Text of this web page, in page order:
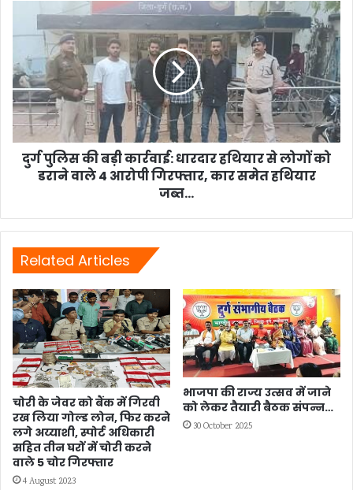
कसा
शिकंजा...
की
कार्रवाई:
धारदार
हथियार
से
लोगों
डराने
आरोपी
कार
समेत
हथियार
जब्त...
दुर्ग पुलिस की बड़ी कार्रवाई: धारदार हथियार से लोगों को
डराने वाले 4 आरोपी गिरफ्तार, कार समेत हथियार
जब्त...
Related Articles
चाेरी के जेवर को बैंक में गिरवी
रख लिया गोल्ड लोन, फिर करने
लगे अय्याशी, स्पोर्ट अधिकारी
सहित तीन घरों में चोरी करने
वाले 5 चोर गिरफ्तार
4 August 2023
भाजपा की राज्य उत्सव में जाने
को लेकर तैयारी बैठक संपन्न…
30 October 2025